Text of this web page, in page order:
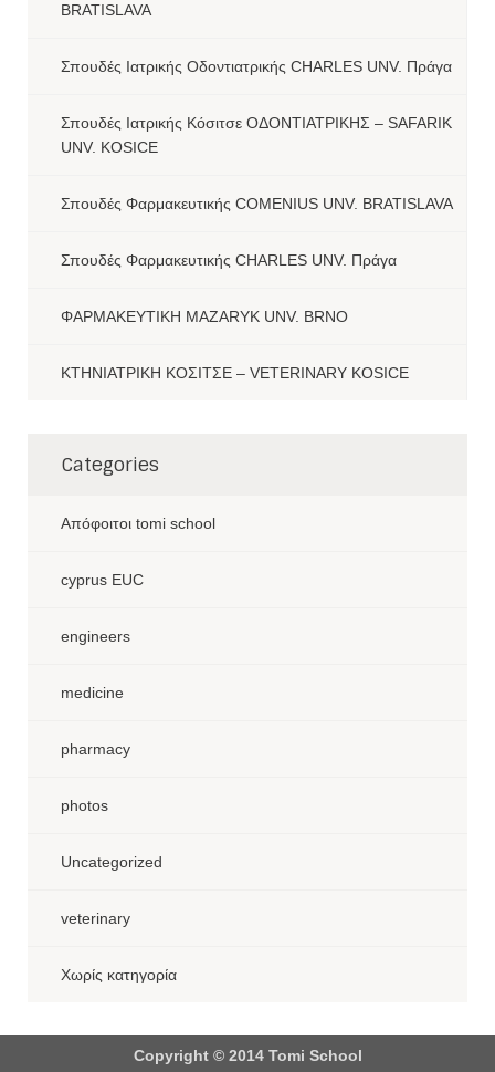
BRATISLAVA
Σπουδές Ιατρικής Οδοντιατρικής CHARLES UNV. Πράγα
Σπουδές Ιατρικής Κόσιτσε ΟΔΟΝΤΙΑΤΡΙΚΗΣ – SAFARIK
UNV. KOSICE
Σπουδές Φαρμακευτικής COMENIUS UNV. BRATISLAVA
Σπουδές Φαρμακευτικής CHARLES UNV. Πράγα
ΦΑΡΜΑΚΕΥΤΙΚΗ MAZARYK UNV. BRNO
ΚΤΗΝΙΑΤΡΙΚΗ ΚΟΣΙΤΣΕ – VETERINARY KOSICE
Categories
Aπόφοιτοι tomi school
cyprus EUC
engineers
medicine
pharmacy
photos
Uncategorized
veterinary
Χωρίς κατηγορία
Copyright © 2014 Tomi School